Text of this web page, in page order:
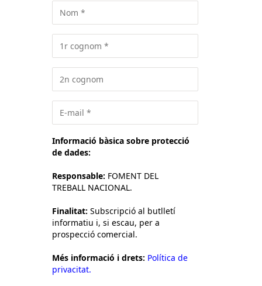
Informació bàsica sobre protecció
de dades:
Responsable: FOMENT DEL
TREBALL NACIONAL.
Finalitat: Subscripció al butlletí
informatiu i, si escau, per a
prospecció comercial.
Més informació i drets: Política de
privacitat.